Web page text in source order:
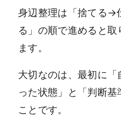
身辺整理は「捨てる→
る」の順で進めると取
ます。
大切なのは、最初に
った状態」と「判断基
ことです。